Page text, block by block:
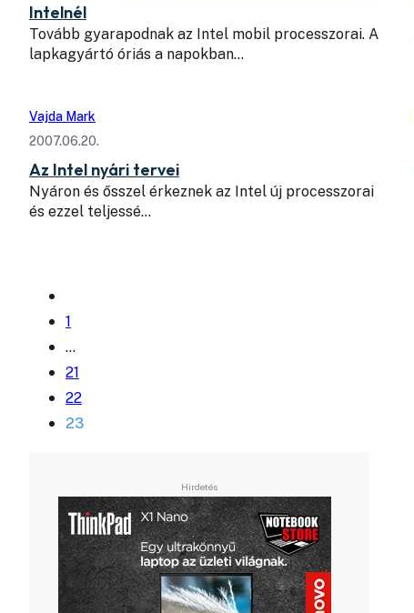
Intelnél
Tovább gyarapodnak az Intel mobil processzorai. A
lapkagyártó óriás a napokban…
Vajda Mark
2007.06.20.
Az Intel nyári tervei
Nyáron és ősszel érkeznek az Intel új processzorai
és ezzel teljessé…
1
…
21
22
23